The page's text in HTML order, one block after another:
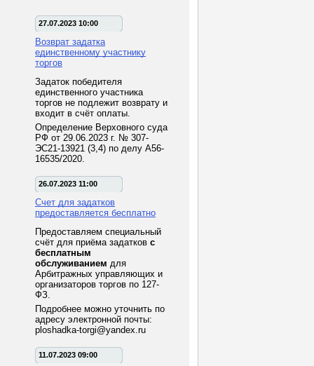
27.07.2023 10:00
Возврат задатка
единственному участнику
торгов
Задаток победителя
единственного участника
торгов не подлежит возврату и
входит в счёт оплаты.
Определение Верховного суда
РФ от 29.06.2023 г. № 307-
ЭС21-13921 (3,4) по делу А56-
16535/2020.
26.07.2023 11:00
Счет для задатков
предоставляется бесплатно
Предоставляем специальный
счёт для приёма задатков с
бесплатным
обслуживанием для
Арбитражных управляющих и
организаторов торгов по 127-
ФЗ.
Подробнее можно уточнить по
адресу электронной почты:
ploshadka-torgi@yandex.ru
11.07.2023 09:00